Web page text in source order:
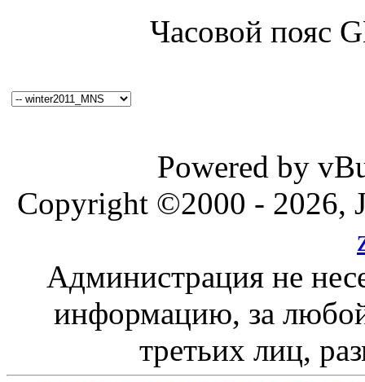
Часовой пояс
Powered by
Copyright ©2000 - 2026,
Администрация не
информацию, за любой
третьих лиц,